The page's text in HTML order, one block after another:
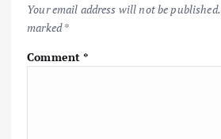
Your email address will not be published.
marked*
Comment*